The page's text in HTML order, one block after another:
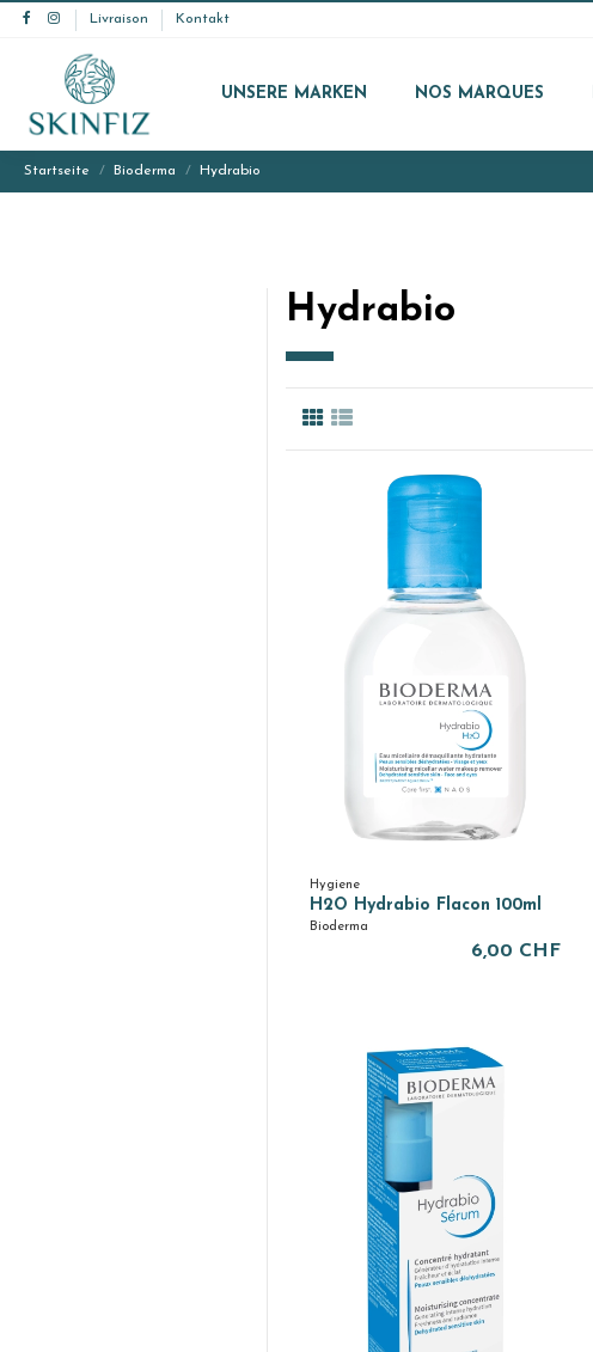
Livraison Kontakt
UNSERE MARKEN NOS MARQUES
Startseite Bioderma Hydrabio
Hydrabio
Hygiene
H2O Hydrabio Flacon 100ml
Bioderma
6,00 CHF